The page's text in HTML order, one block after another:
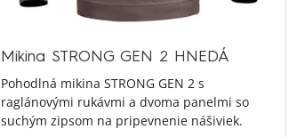
Mikina STRONG GEN 2 HNEDÁ
Pohodlná mikina STRONG GEN 2 s
raglánovými rukávmi a dvoma panelmi so
suchým zipsom na pripevnenie nášiviek.